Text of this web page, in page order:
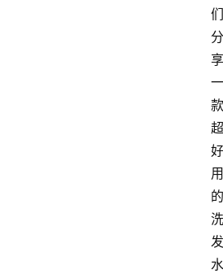
们
分
享
一
款
超
好
用
的
洗
发
水